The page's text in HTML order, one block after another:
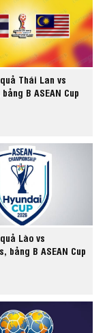
Thái Lan vs
B ASEAN Cup
Lào vs
bảng B ASEAN Cup